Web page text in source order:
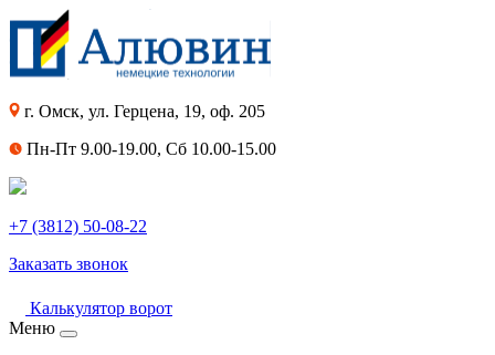
г. Омск, ул. Герцена, 19, оф. 205
Пн-Пт 9.00-19.00, Сб 10.00-15.00
+7 (3812) 50-08-22
Заказать звонок
Калькулятор ворот
Меню